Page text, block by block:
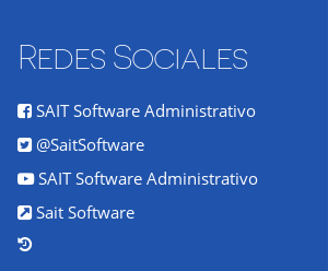
Redes Sociales
SAIT Software Administrativo
@SaitSoftware
SAIT Software Administrativo
Sait Software